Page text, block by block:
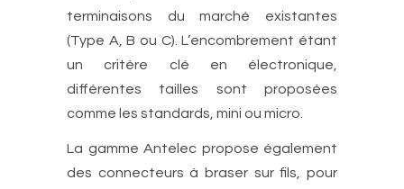
terminaisons du marché existantes
(Type A, B ou C). L’encombrement étant
un critère clé en électronique,
différentes tailles sont proposées
comme les standards, mini ou micro.
La gamme Antelec propose également
des connecteurs à braser sur fils, pour